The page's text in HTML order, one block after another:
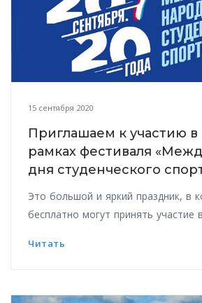
15 сентября 2020
Приглашаем к участию в
рамках фестиваля
дня студенческого
Это большой и яркий праздник, в
бесплатно могут принять
Читать